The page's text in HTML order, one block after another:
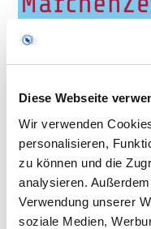
Diese Webseite
Wir verwenden
personalisieren,
zu können und die
analysieren.
Verwendung unserer
soziale Medien,
Märchen vom Meer – eine
Audio CD
€15,00 inkl. MwSt.
IN DEN WARENKORB